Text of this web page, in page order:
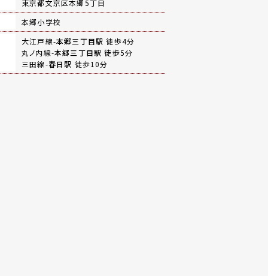
東京都文京区本郷5丁目
本郷小学校
大江戸線-本郷三丁目駅 徒歩4分
丸ノ内線-本郷三丁目駅 徒歩5分
三田線-春日駅 徒歩10分